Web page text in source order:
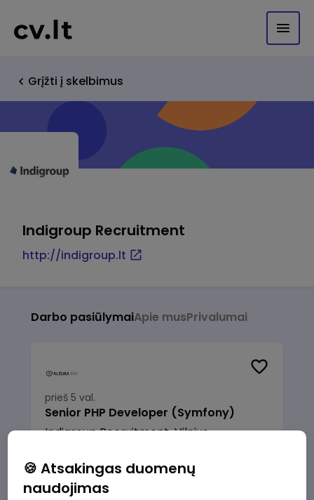
Grįžti į skelbimus
Indigroup Recruitment
http://indigroup.lt
Darbo pasiūlymaiApie musPrivalumai
prieš 5 val.
Senior PHP Developer (Symfony)
Indigroup Recruitment Vilnius
4500 - 6000 €/mėn.
🍪 Atsakingas duomenų
naudojimas